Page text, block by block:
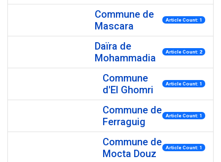
Commune de
Mascara
Article Count: 1
Daïra de
Mohammadia
Article Count: 2
Commune
d'El Ghomri
Article Count: 1
Commune de
Ferraguig
Article Count: 1
Commune de
Mocta Douz
Article Count: 1